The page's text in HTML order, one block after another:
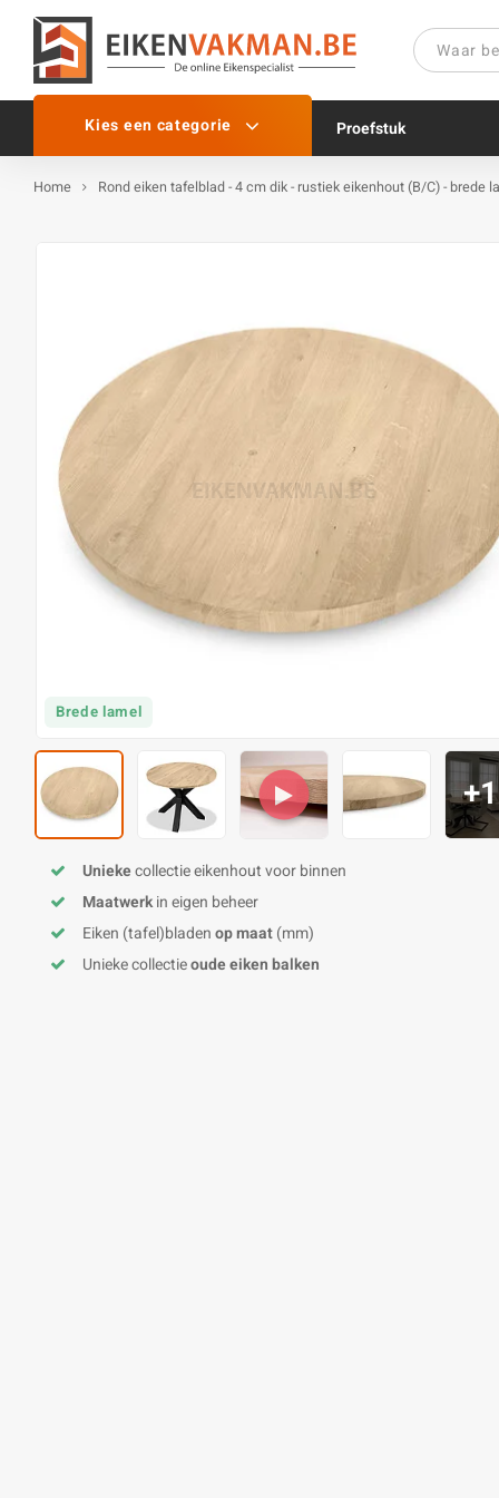
Kies een categorie Proefstuk
Home Rond eiken tafelblad - 4 cm dik - rustiek eikenhout (B/C) - brede
Brede lamel
Uniekecollectie eikenhout voor binnen
Maatwerkin eigen beheer
Eiken (tafel)bladenop maat(mm)
Unieke collectieoude eiken balken